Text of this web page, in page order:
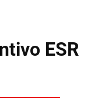
ESR